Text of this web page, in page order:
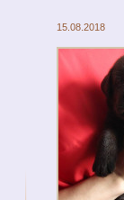
15.08.2018